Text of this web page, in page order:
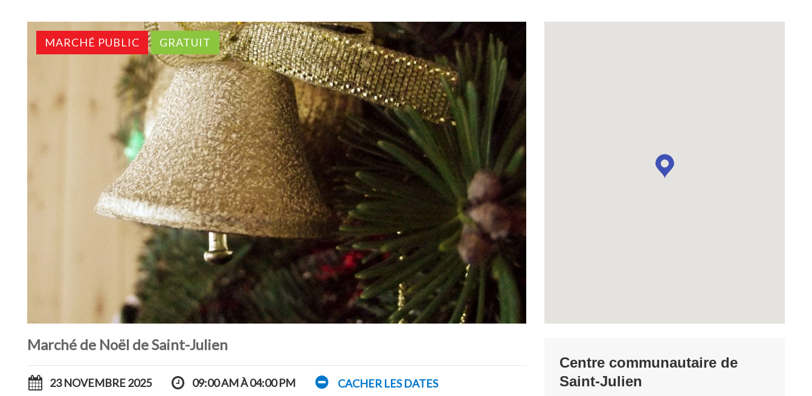
MARCHÉ PUBLIC GRATUIT
Marché de Noël de Saint-Julien
23 NOVEMBRE 2025 09:00 AM À 04:00 PM CACHER LES DATES
Centre communautaire de
Saint-Julien